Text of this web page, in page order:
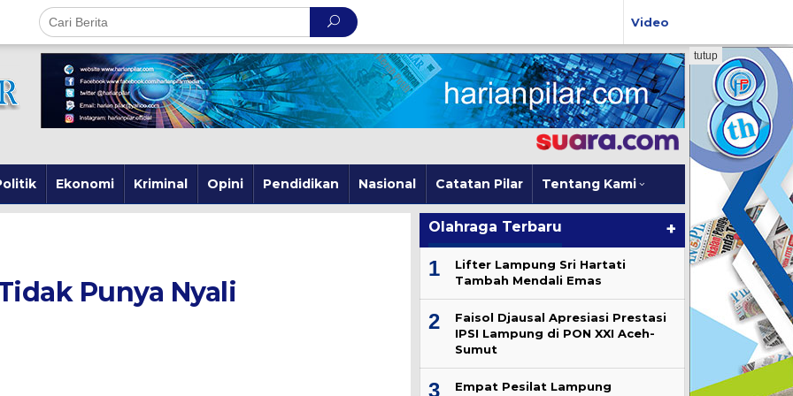
Video
Ekonomi Kriminal Opini Pendidikan Nasional Catatan Pilar Tentang Kami
tutup
Punya Nyali
Olahraga Terbaru +
1
Lifter Lampung Sri Hartati
Tambah Mendali Emas
2
Faisol Djausal Apresiasi Prestasi
IPSI Lampung di PON XXI Aceh-
Sumut
3
Empat Pesilat Lampung